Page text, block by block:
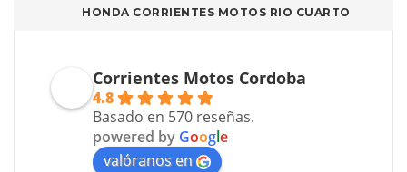
HONDA CORRIENTES MOTOS RIO CUARTO
Corrientes Motos Cordoba
4.8
Basado en 570 reseñas.
powered by Google
valóranos en